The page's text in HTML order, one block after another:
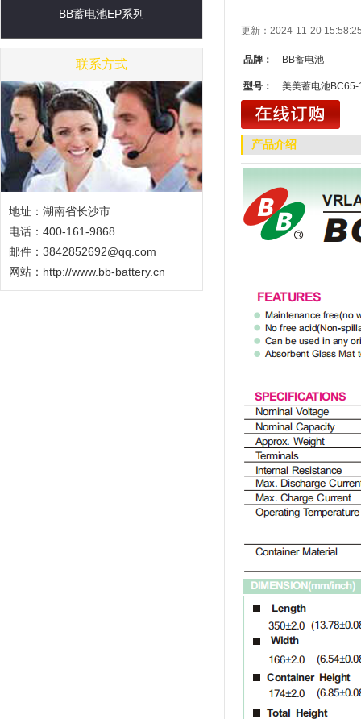
BB蓄电池EP系列
联系方式
地址：湖南省长沙市
电话：400-161-9868
邮件：3842852692@qq.com
网站： http://www.bb-battery.cn
更新：2024-11-20
品牌： BB蓄电池
型号： 美美蓄电池BC65-
产品介绍